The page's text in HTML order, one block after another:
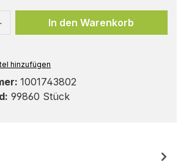
Gib den
In den Warenkorb
hinzufügen
1001743802
99860 Stück